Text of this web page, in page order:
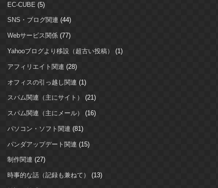
EC-CUBE (5)
SNS・ブログ関連 (44)
Webサービス関係 (77)
Yahooブログより移設（超古い投稿） (1)
アフィリエイト関連 (28)
オフィスの引っ越し関連 (1)
スパム関連（主にサイト） (21)
スパム関連（主にメール） (16)
パソコン・ソフト関連 (81)
パンダアップデート関連 (15)
制作関連 (27)
時事的な話（記録も兼ねて） (13)